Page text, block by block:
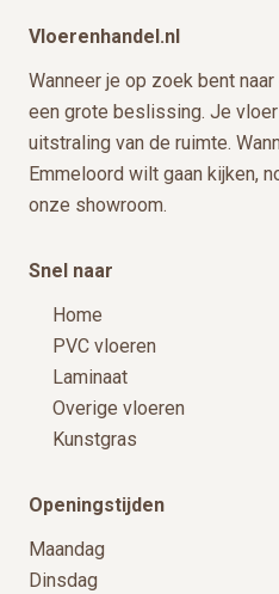
Vloerenhandel.nl
Wanneer je op zoek bent
een grote beslissing. Je
uitstraling van de ruimte.
Emmeloord wilt gaan kijken,
onze showroom.
Snel naar
Home
PVC vloeren
Laminaat
Overige vloeren
Kunstgras
Openingstijden
Maandag
Dinsdag